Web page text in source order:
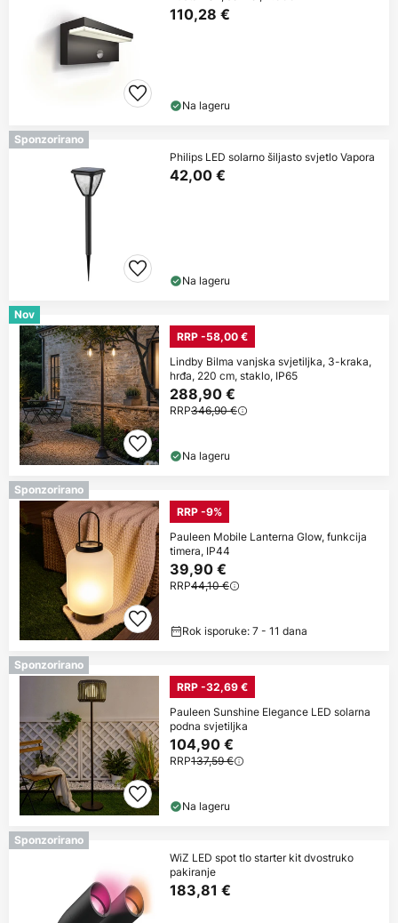
110,28 €
Na lageru
Sponzorirano
Philips LED solarno šiljasto svjetlo Vapora
42,00 €
Na lageru
Nov
RRP -58,00 €
Lindby Bilma vanjska svjetiljka, 3-kraka,
hrđa, 220 cm, staklo, IP65
288,90 €
RRP346,90 €
Na lageru
Sponzorirano
RRP -9%
Pauleen Mobile Lanterna Glow, funkcija
timera, IP44
39,90 €
RRP44,10 €
Rok isporuke: 7 - 11 dana
Sponzorirano
RRP -32,69 €
Pauleen Sunshine Elegance LED solarna
podna svjetiljka
104,90 €
RRP137,59 €
Na lageru
Sponzorirano
WiZ LED spot tlo starter kit dvostruko
pakiranje
183,81 €